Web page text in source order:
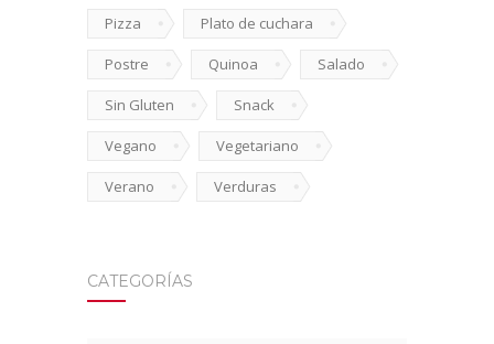
Pizza Plato de cuchara
Postre Quinoa Salado
Sin Gluten Snack
Vegano Vegetariano
Verano Verduras
CATEGORÍAS